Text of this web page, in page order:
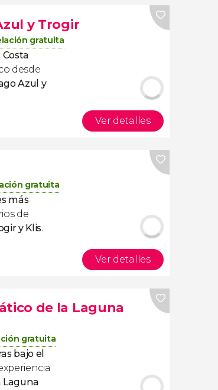
y Trogir
gratuita
desde
Azul y
Ver detalles
gratuita
más
de
y Klis.
Ver detalles
de la Laguna
gratuita
bajo el
Laguna